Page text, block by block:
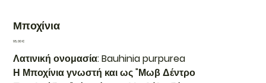
Μποχίνια
Τιμή
95,00 €
Λατινική ονομασία: Bauhinia purpurea
Η Μποχίνια γνωστή και ως "Μωβ Δέντρο